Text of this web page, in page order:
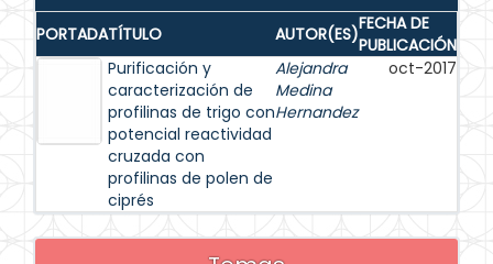
PORTADATÍTULO AUTOR(ES)FECHA DE
PUBLICACIÓN
Purificación y
caracterización de
profilinas de trigo con
potencial reactividad
cruzada con
profilinas de polen de
ciprés
Alejandra
Medina
Hernandez
oct-2017